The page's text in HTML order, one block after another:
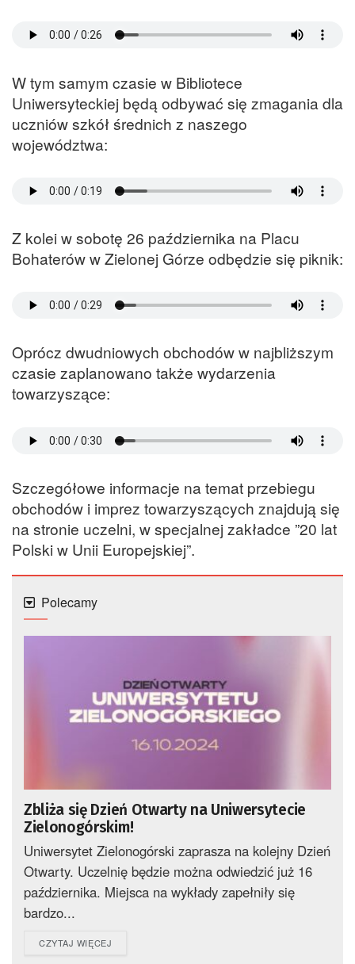
W tym samym czasie w Bibliotece
Uniwersyteckiej będą odbywać się zmagania dla
uczniów szkół średnich z naszego
województwa:
Z kolei w sobotę 26 października na Placu
Bohaterów w Zielonej Górze odbędzie się piknik:
Oprócz dwudniowych obchodów w najbliższym
czasie zaplanowano także wydarzenia
towarzyszące:
Szczegółowe informacje na temat przebiegu
obchodów i imprez towarzyszących znajdują się
na stronie uczelni, w specjalnej zakładce ”20 lat
Polski w Unii Europejskiej”.
Polecamy
Zbliża się Dzień Otwarty na Uniwersytecie
Zielonogórskim!
Uniwersytet Zielonogórski zaprasza na kolejny Dzień
Otwarty. Uczelnię będzie można odwiedzić już 16
października. Miejsca na wykłady zapełniły się
bardzo...
CZYTAJ WIĘCEJ